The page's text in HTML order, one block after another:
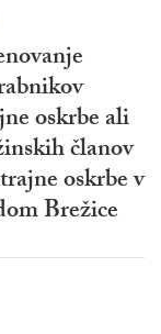
oskrbe ali
članov
oskrbe v
Brežice